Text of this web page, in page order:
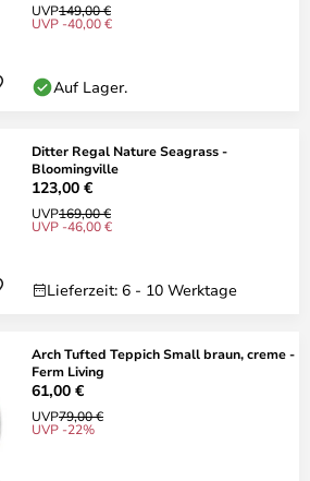
UVP149,00 €
UVP -40,00 €
Auf Lager.
Ditter Regal Nature Seagrass -
Bloomingville
123,00 €
UVP169,00 €
UVP -46,00 €
Lieferzeit: 6 - 10 Werktage
Arch Tufted Teppich Small braun, creme -
Ferm Living
61,00 €
UVP79,00 €
UVP -22%